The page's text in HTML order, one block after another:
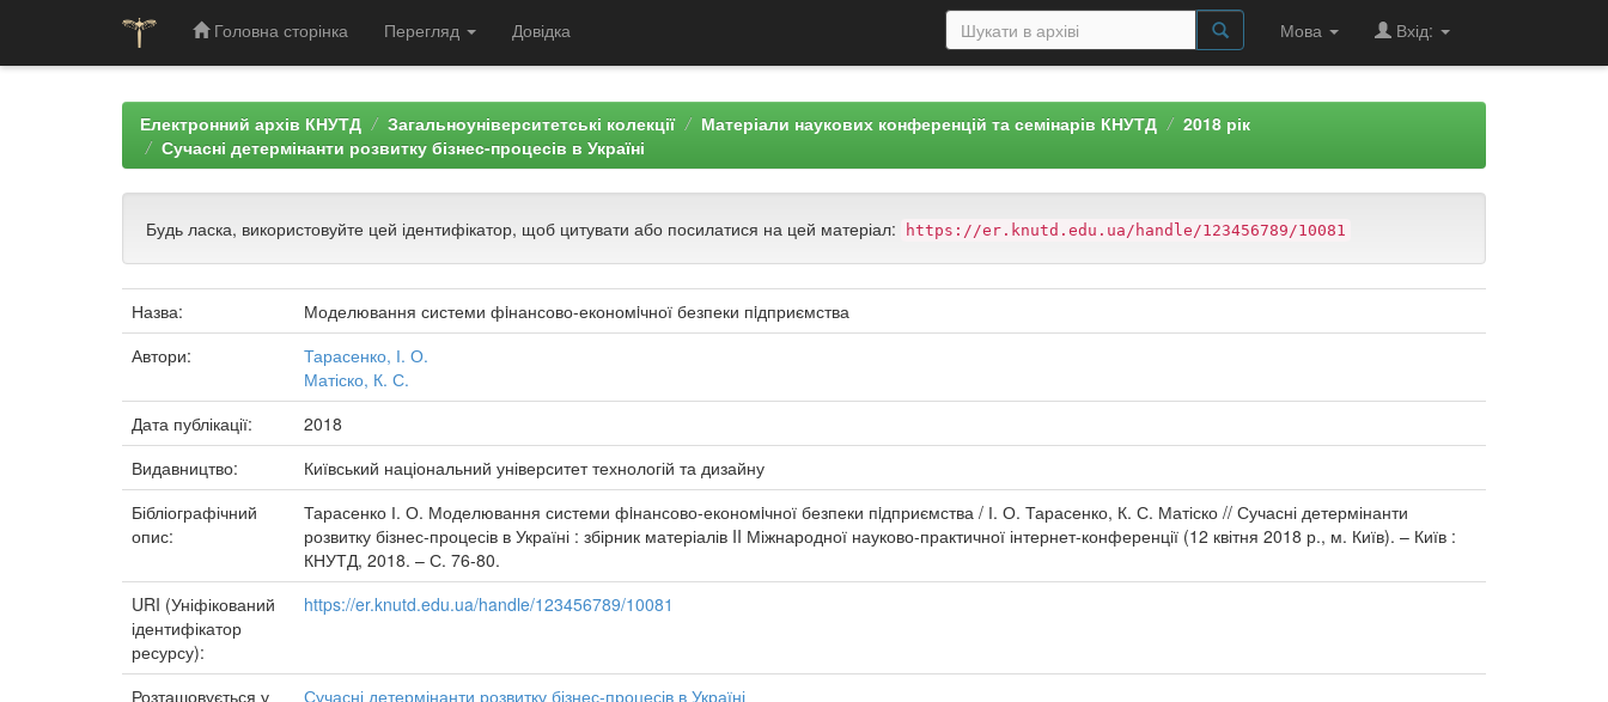
Головна сторінка Перегляд Довідка Мова Вхід:
Електронний архів КНУТД Загальноуніверситетські колекції Матеріали наукових конференцій та семінарів КНУТД
2018 рік
Сучасні детермінанти розвитку бізнес-процесів в Україні
Будь ласка, використовуйте цей ідентифікатор, щоб цитувати або посилатися на цей матеріал: https://er.knutd.edu.ua/handle/123456789/10081
Назва:
Моделювання системи фiнансово-економiчної безпеки пiдприємства
Автори:
Тарасенко, І. О.
Матіско, К. С.
Дата публікації:
2018
Видавництво:
Київський національний університет технологій та дизайну
Бібліографічний
опис:
Тарасенко І. О. Моделювання системи фiнансово-економiчної безпеки пiдприємства / І. О. Тарасенко, К. С. Матіско // Сучасні детермінанти
розвитку бізнес-процесів в Україні : збірник матеріалів II Міжнародної науково-практичної інтернет-конференції (12 квітня 2018 р., м. Київ). – Київ :
КНУТД, 2018. – С. 76-80.
URI (Уніфікований
ідентифікатор
ресурсу):
https://er.knutd.edu.ua/handle/123456789/10081
Розташовується у
Сучасні детермінанти розвитку бізнес-процесів в Україні